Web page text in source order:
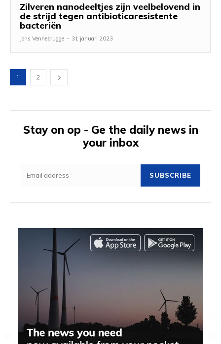
Zilveren nanodeeltjes zijn veelbelovend in
de strijd tegen antibioticaresistente
bacteriën
Joris Vennebrugge - 31 januari 2023
1 2
Stay on op - Ge the daily news in
your inbox
SUBSCRIBE